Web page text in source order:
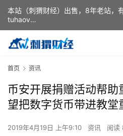
首页 资讯
币安开展捐赠活动帮
望把数字货币带进教堂
2019年4月19日 上午9:10 资讯 阅读
本站（刺猬财经）出售，8年老站，
tuhaov
This website (ciweicaijing) is for
website. If you need it, please